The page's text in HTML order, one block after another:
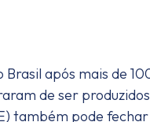
após mais de
de ser
também pode